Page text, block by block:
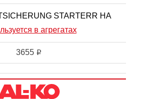
STARTERR HA
в агрегатах
3655 i